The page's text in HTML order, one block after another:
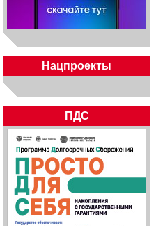
Нацпроекты
ПДС